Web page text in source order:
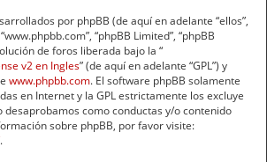
por phpBB (de aquí en adelante “ellos”,
“phpBB Limited”, “phpBB
de foros liberada bajo la “
v2 en Ingles” (de aquí en adelante “GPL”) y
www.phpbb.com. El software phpBB solamente
en Internet y la GPL estrictamente los excluye
desaprobamos como conductas y/o contenido
sobre phpBB, por favor visite:
.